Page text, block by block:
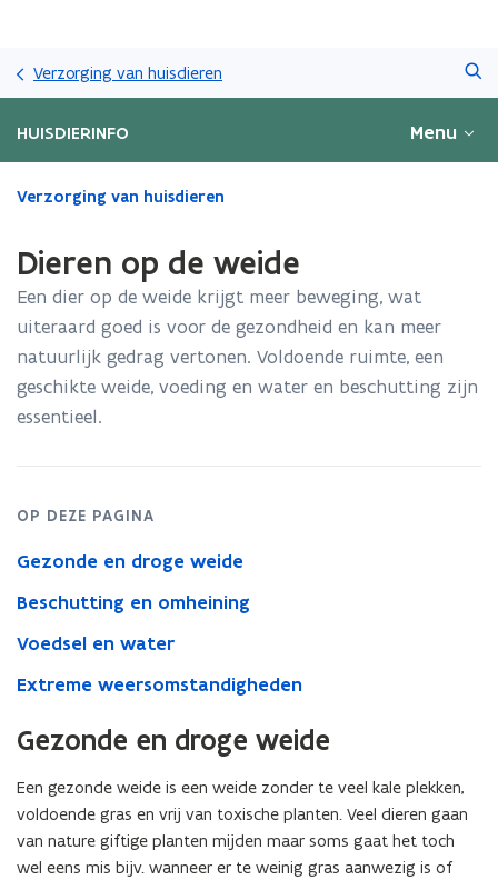
gaan
Verzorging van huisdieren
HUISDIERINFO Menu
Gedaan
bevindt
op:
Dieren
op
weide
Verzorging van huisdieren
Dieren op de weide
Een dier op de weide krijgt meer beweging, wat
uiteraard goed is voor de gezondheid en kan meer
natuurlijk gedrag vertonen. Voldoende ruimte, een
geschikte weide, voeding en water en beschutting zijn
essentieel.
OP DEZE PAGINA
Gezonde en droge weide
Beschutting en omheining
Voedsel en water
Extreme weersomstandigheden
Gezonde en droge weide
Een gezonde weide is een weide zonder te veel kale plekken,
voldoende gras en vrij van toxische planten. Veel dieren gaan
van nature giftige planten mijden maar soms gaat het toch
wel eens mis bijv. wanneer er te weinig gras aanwezig is of